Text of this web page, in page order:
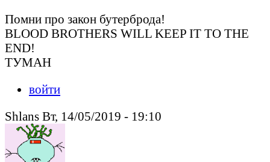
Помни про закон бутерброда!
BLOOD BROTHERS WILL KEEP IT TO THE
END!
ТУМАН
войти
Shlans Вт, 14/05/2019 - 19:10